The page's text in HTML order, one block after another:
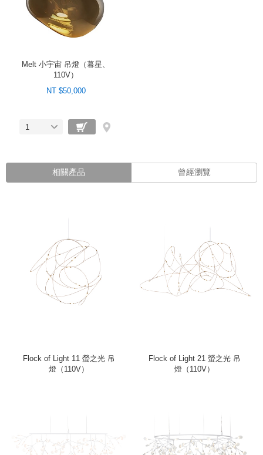
Melt 小宇宙 吊燈（暮星、
110V）
NT $50,000
1
相關產品 曾經瀏覽
Flock of Light 11 螢之光 吊
燈（110V）
Flock of Light 21 螢之光 吊
燈（110V）